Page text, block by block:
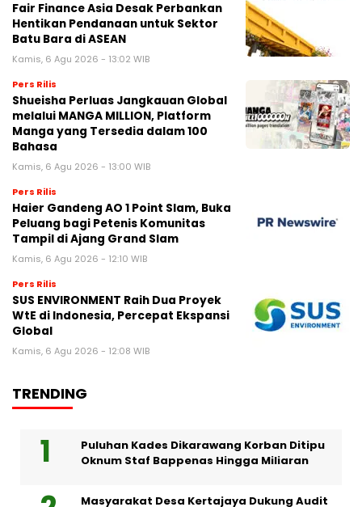
Fair Finance Asia Desak Perbankan
Hentikan Pendanaan untuk Sektor
Batu Bara di ASEAN
Kamis, 6 Agu 2026 - 13:02 WIB
Pers Rilis
Shueisha Perluas Jangkauan Global
melalui MANGA MILLION, Platform
Manga yang Tersedia dalam 100
Bahasa
Kamis, 6 Agu 2026 - 13:00 WIB
Pers Rilis
Haier Gandeng AO 1 Point Slam, Buka
Peluang bagi Petenis Komunitas
Tampil di Ajang Grand Slam
Kamis, 6 Agu 2026 - 12:10 WIB
Pers Rilis
SUS ENVIRONMENT Raih Dua Proyek
WtE di Indonesia, Percepat Ekspansi
Global
Kamis, 6 Agu 2026 - 12:08 WIB
TRENDING
Puluhan Kades Dikarawang Korban Ditipu
Oknum Staf Bappenas Hingga Miliaran
Masyarakat Desa Kertajaya Dukung Audit